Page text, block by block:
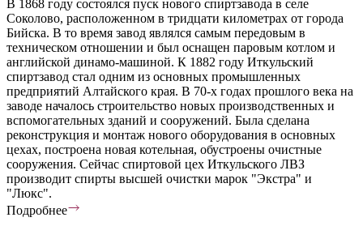
В 1868 году состоялся пуск нового спиртзавода в селе
Соколово, расположенном в тридцати километрах от города
Бийска. В то время завод являлся самым передовым в
техническом отношении и был оснащен паровым котлом и
английской динамо-машиной. К 1882 году Иткульский
спиртзавод стал одним из основных промышленных
предприятий Алтайского края. В 70-х годах прошлого века на
заводе началось строительство новых производственных и
вспомогательных зданий и сооружений. Была сделана
реконструкция и монтаж нового оборудования в основных
цехах, построена новая котельная, обустроены очистные
сооружения. Сейчас спиртовой цех Иткульского ЛВЗ
производит спирты высшей очистки марок "Экстра" и
"Люкс".
Подробнее